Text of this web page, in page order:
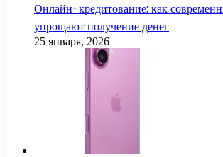
Онлайн-кредитование: как
упрощают получение денег
25 января, 2026